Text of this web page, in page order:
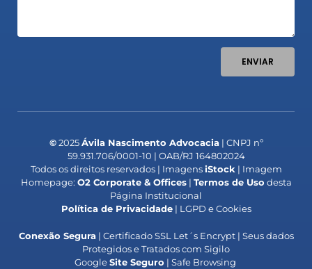
ENVIAR
©2025Ávila Nascimento Advocacia| CNPJ nº
59.931.706/0001-10 | OAB/RJ 164802024
Todos os direitos reservados | ImagensiStock | Imagem
Homepage: O2 Corporate & Offices| Termos de Uso desta
Página Institucional
Política de Privacidade| LGPD e Cookies
Conexão Segura| Certificado SSL Let´s Encrypt | Seus dados
Protegidos e Tratados com Sigilo
GoogleSite Seguro | Safe Browsing